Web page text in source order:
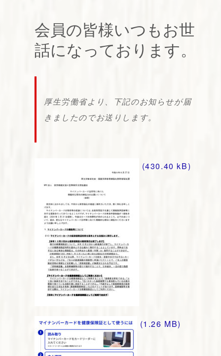
会員の皆様いつもお世
話になっております。
厚生労働省より、下記のお知らせが届
きましたのでお送りします。